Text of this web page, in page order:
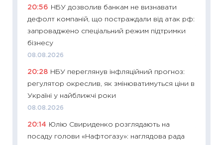
20:56
НБУ дозволив банкам не визнавати
дефолт компаній, що постраждали від атак рф:
запроваджено спеціальний режим підтримки
бізнесу
08.08.2026
20:28 НБУ переглянув інфляційний прогноз:
регулятор окреслив, як змінюватимуться ціни в
Україні у найближчі роки
08.08.2026
20:14
Юлію Свириденко розглядають на
посаду голови «Нафтогазу»: наглядова рада